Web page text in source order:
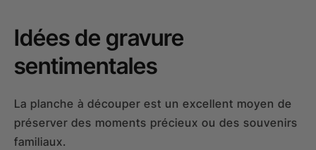
Idées de gravure
sentimentales
La planche à découper est un excellent moyen de
préserver des moments précieux ou des souvenirs
familiaux.